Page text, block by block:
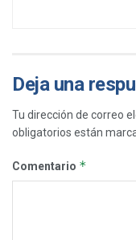
Deja una
Tu dirección de correo
obligatorios están
Comentario *